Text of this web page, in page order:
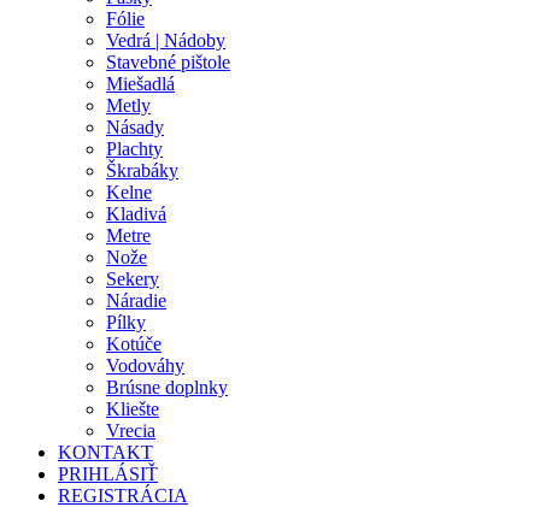
Fólie
Vedrá | Nádoby
Stavebné pištole
Miešadlá
Metly
Násady
Plachty
Škrabáky
Kelne
Kladivá
Metre
Nože
Sekery
Náradie
Pílky
Kotúče
Vodováhy
Brúsne doplnky
Kliešte
Vrecia
KONTAKT
PRIHLÁSIŤ
REGISTRÁCIA